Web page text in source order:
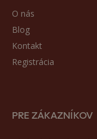
O nás
Blog
Kontakt
Registrácia
PRE ZÁKAZNÍKOV